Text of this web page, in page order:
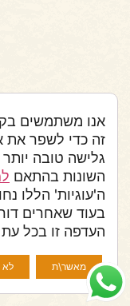
זה כדי לשפר את
גלישה טובה
השונות בהתאם ל
ה'עוגיות' הללו
בעוד שאחרים
העדפה זו בכל עת
מאשר\ת